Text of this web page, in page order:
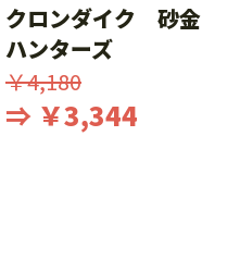
クロンダイク 砂金
ハンターズ
￥4,180
⇒ ￥3,344